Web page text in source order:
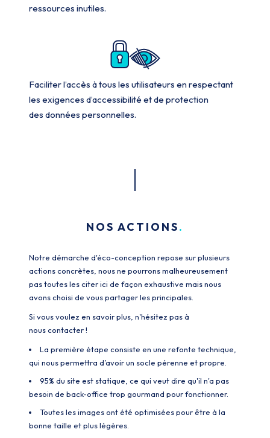
ressources inutiles.
Faciliter l’accès à tous les utilisateurs en respectant
les exigences d’accessibilité et de protection
des données personnelles.
NOS ACTIONS
Notre démarche d'éco-conception repose sur plusieurs
actions concrètes, nous ne pourrons malheureusement
pas toutes les citer ici de façon exhaustive mais nous
avons choisi de vous partager les principales.
Si vous voulez en savoir plus, n'hésitez pas à
nous contacter !
La première étape consiste en une refonte technique,
qui nous permettra d’avoir un socle pérenne et propre.
95% du site est statique, ce qui veut dire qu'il n'a pas
besoin de back-office trop gourmand pour fonctionner.
Toutes les images ont été optimisées pour être à la
bonne taille et plus légères.